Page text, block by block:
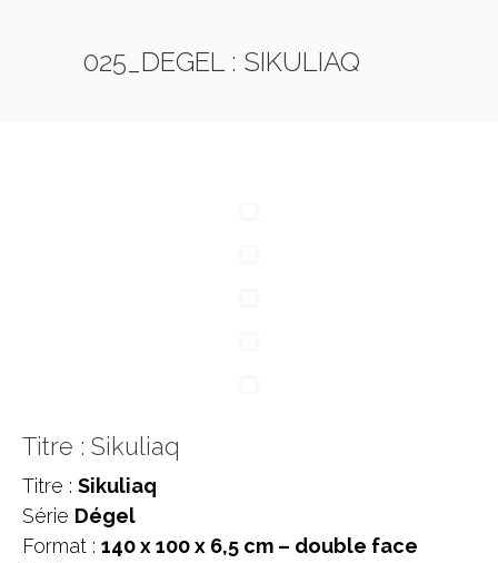
025_DEGEL : SIKULIAQ
Titre : Sikuliaq
Titre : Sikuliaq
Série Dégel
Format : 140 x 100 x 6,5 cm – double face